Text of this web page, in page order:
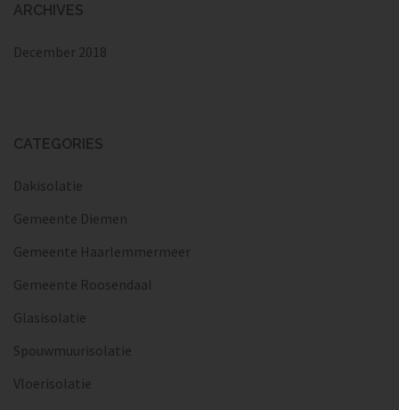
ARCHIVES
December 2018
CATEGORIES
Dakisolatie
Gemeente Diemen
Gemeente Haarlemmermeer
Gemeente Roosendaal
Glasisolatie
Spouwmuurisolatie
Vloerisolatie